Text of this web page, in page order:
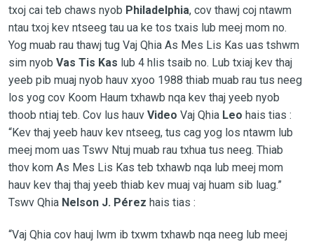
txoj cai teb chaws nyob Philadelphia, cov thawj coj ntawm
ntau txoj kev ntseeg tau ua ke tos txais lub meej mom no.
Yog muab rau thawj tug Vaj Qhia As Mes Lis Kas uas tshwm
sim nyob Vas Tis Kas lub 4 hlis tsaib no. Lub txiaj kev thaj
yeeb pib muaj nyob hauv xyoo 1988 thiab muab rau tus neeg
los yog cov Koom Haum txhawb nqa kev thaj yeeb nyob
thoob ntiaj teb. Cov lus hauv Video Vaj Qhia Leo hais tias :
“Kev thaj yeeb hauv kev ntseeg, tus cag yog los ntawm lub
meej mom uas Tswv Ntuj muab rau txhua tus neeg. Thiab
thov kom As Mes Lis Kas teb txhawb nqa lub meej mom
hauv kev thaj thaj yeeb thiab kev muaj vaj huam sib luag.”
Tswv Qhia Nelson J. Pérez hais tias :
“Vaj Qhia cov hauj lwm ib txwm txhawb nqa neeg lub meej